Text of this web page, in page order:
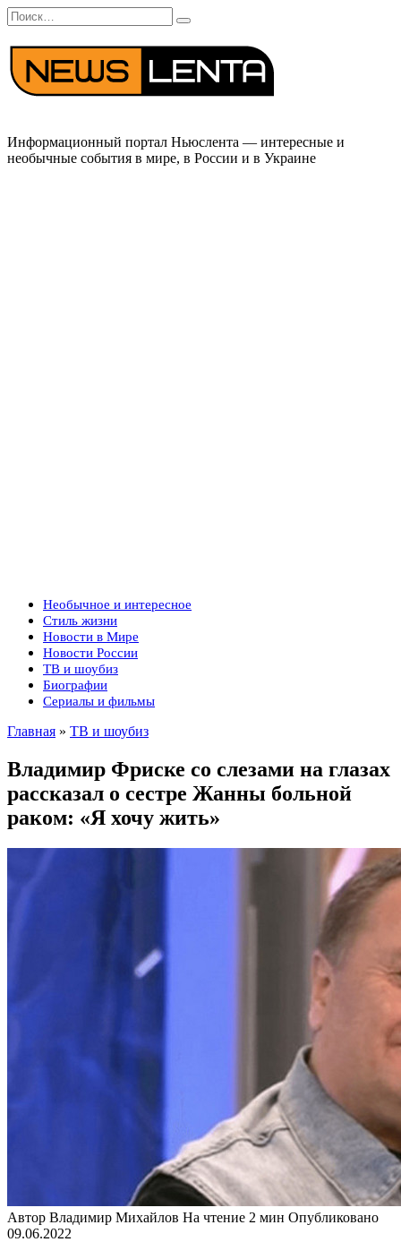
Перейти
к
содержанию
Search
for:
Информационный портал Ньюслента — интересные и
необычные события в мире, в России и в Украине
Необычное и интересное
Стиль жизни
Новости в Мире
Новости России
ТВ и шоубиз
Биографии
Сериалы и фильмы
Главная » ТВ и шоубиз
Владимир Фриске со слезами на глазах
рассказал о сестре Жанны больной
раком: «Я хочу жить»
Автор Владимир Михайлов На чтение 2 мин Опубликовано
09.06.2022